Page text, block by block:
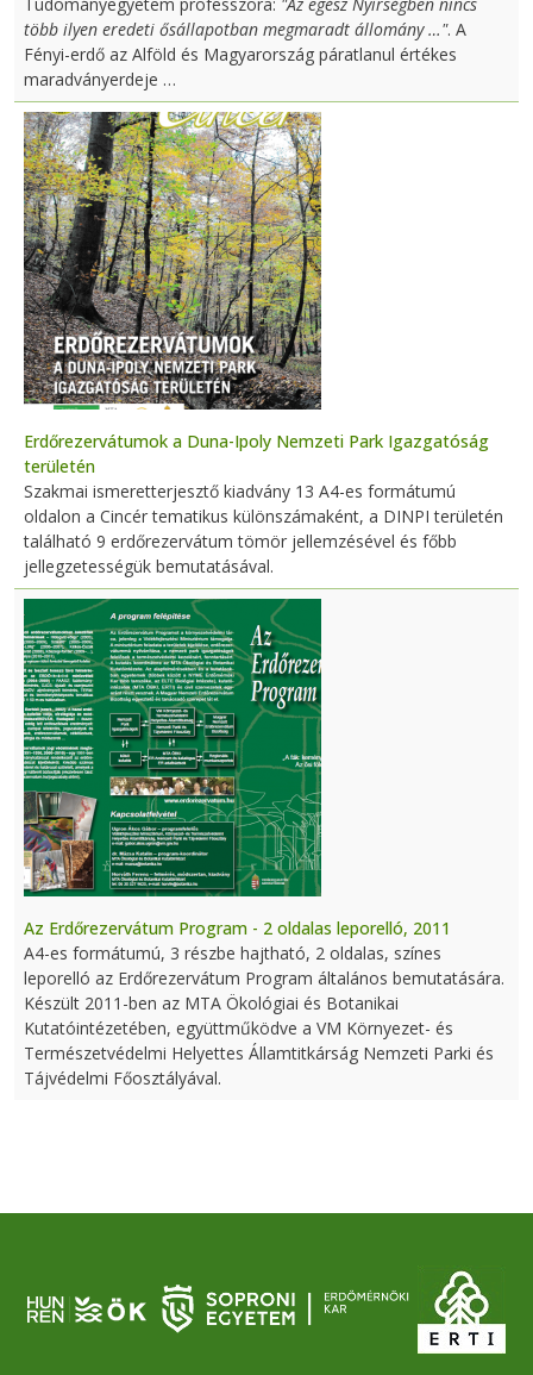
több ilyen eredeti ősállapotban megmaradt állomány …". A
Fényi-erdő az Alföld és Magyarország páratlanul értékes
maradványerdeje …
Erdőrezervátumok a Duna-Ipoly Nemzeti Park Igazgatóság
területén
Szakmai ismeretterjesztő kiadvány 13 A4-es formátumú
oldalon a Cincér tematikus különszámaként, a DINPI területén
található 9 erdőrezervátum tömör jellemzésével és főbb
jellegzetességük bemutatásával.
Az Erdőrezervátum Program - 2 oldalas leporelló, 2011
A4-es formátumú, 3 részbe hajtható, 2 oldalas, színes
leporelló az Erdőrezervátum Program általános bemutatására.
Készült 2011-ben az MTA Ökológiai és Botanikai
Kutatóintézetében, együttműködve a VM Környezet- és
Természetvédelmi Helyettes Államtitkárság Nemzeti Parki és
Tájvédelmi Főosztályával.